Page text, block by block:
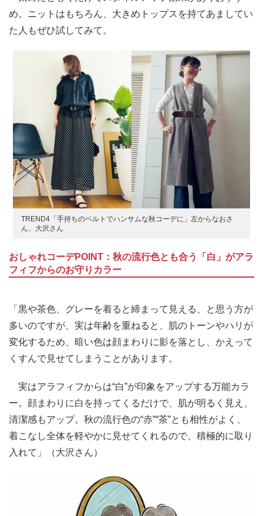
め。ニットはもちろん、大きめトップスを持てあましてい
た人もぜひ試してみて。
TREND4「手持ちのベルトでハンサムな秋コーデに」左からなおさ
ん、大沢さん
おしゃれコーデPOINT：秋の流行色とも合う「白」がアラ
フィフからのお守りカラー
「黒や茶色、グレーを着ると締まって見える、と思う方が
多いのですが、実は年齢を重ねると、肌のトーンやハリが
変化するため、暗い色は顔まわりに影を落とし、かえって
くすんで見せてしまうことがあります。
実はアラフィフからは“白”が印象をアップする万能カラ
ー。顔まわりに白を持ってくるだけで、肌が明るく見え、
清潔感もアップ。秋の流行色の“赤”“茶”とも相性がよく、
着こなし全体を軽やかに見せてくれるので、積極的に取り
入れて」（大沢さん）